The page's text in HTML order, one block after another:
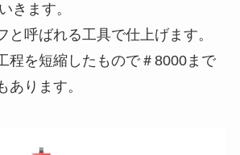
きます。
と呼ばれる工具で仕上げます。
程を短縮したもので＃8000まで
あります。